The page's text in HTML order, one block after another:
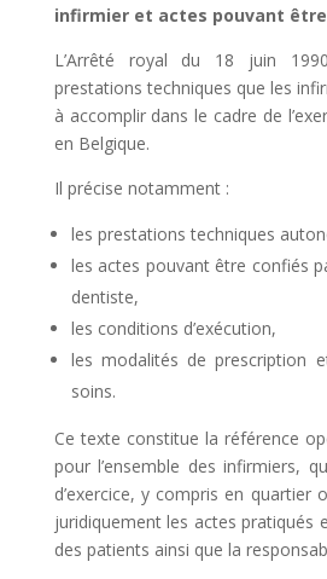
infirmier et actes pouvant
L’Arrêté royal du 18 juin
prestations techniques que les
à accomplir dans le cadre de
en Belgique.
Il précise notamment :
les prestations techniques
les actes pouvant être confiés
dentiste,
les conditions d’exécution,
les modalités de prescription
soins.
Ce texte constitue la référence
pour l’ensemble des infirmiers,
d’exercice, y compris en quartier
juridiquement les actes pratiqués
des patients ainsi que la